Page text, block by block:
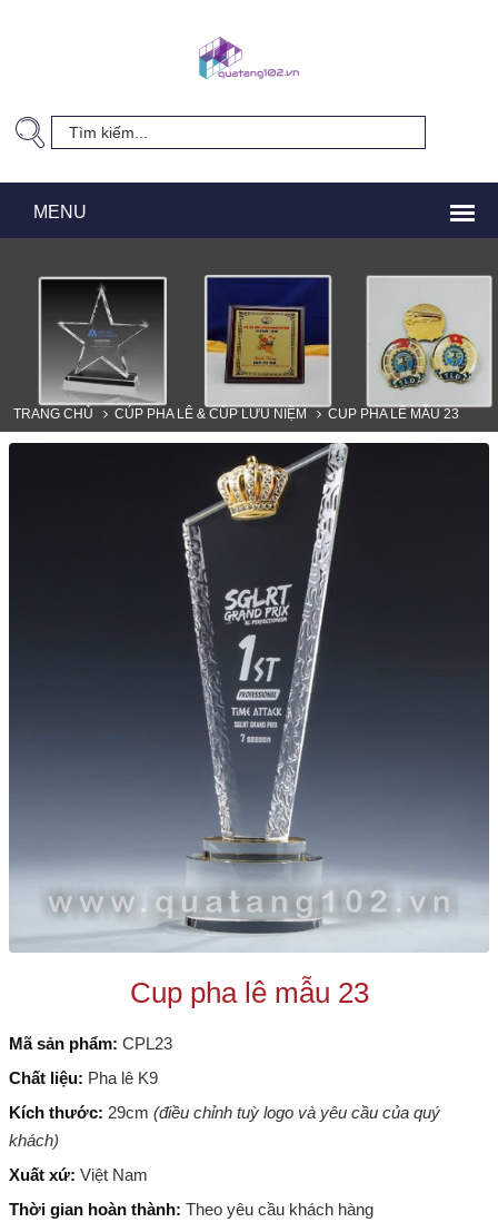
TRANG CHỦ CÚP PHA LÊ & CÚP LƯU NIỆM CUP PHA LÊ MẪU 23
Cup pha lê mẫu 23
Mã sản phẩm: CPL23
Chất liệu: Pha lê K9
Kích thước: 29cm (điều chỉnh tuỳ logo và yêu cầu của quý
khách)
Xuất xứ: Việt Nam
Thời gian hoàn thành: Theo yêu cầu khách hàng